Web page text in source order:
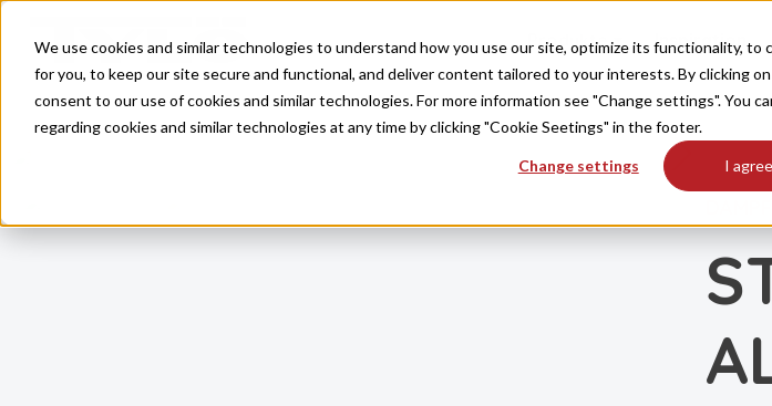
We use cookies and similar technologies to understand how you use our site, optimize its functionality, to
for you, to keep our site secure and functional, and deliver content tailored to your interests. By clicking
consent to our use of cookies and similar technologies. For more information see "Change settings". You
regarding cookies and similar technologies at any time by clicking "Cookie Seetings" in the footer.
Change settings I agree
Skip to main content Produkte Inspiration